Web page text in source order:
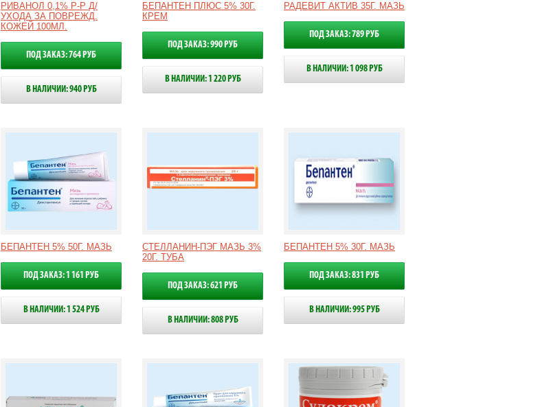
РИВАНОЛ 0,1% Р-Р Д/
УХОДА ЗА ПОВРЕЖД.
КОЖЕЙ 100МЛ.
ПОД ЗАКАЗ: 764 РУБ
В НАЛИЧИИ: 940 РУБ
БЕПАНТЕН ПЛЮС 5% 30Г.
КРЕМ
ПОД ЗАКАЗ: 990 РУБ
В НАЛИЧИИ: 1 220 РУБ
РАДЕВИТ АКТИВ 35Г. МАЗЬ
ПОД ЗАКАЗ: 789 РУБ
В НАЛИЧИИ: 1 098 РУБ
БЕПАНТЕН 5% 50Г. МАЗЬ
ПОД ЗАКАЗ: 1 161 РУБ
В НАЛИЧИИ: 1 524 РУБ
СТЕЛЛАНИН-ПЭГ МАЗЬ 3%
20Г. ТУБА
ПОД ЗАКАЗ: 621 РУБ
В НАЛИЧИИ: 808 РУБ
БЕПАНТЕН 5% 30Г. МАЗЬ
ПОД ЗАКАЗ: 831 РУБ
В НАЛИЧИИ: 995 РУБ